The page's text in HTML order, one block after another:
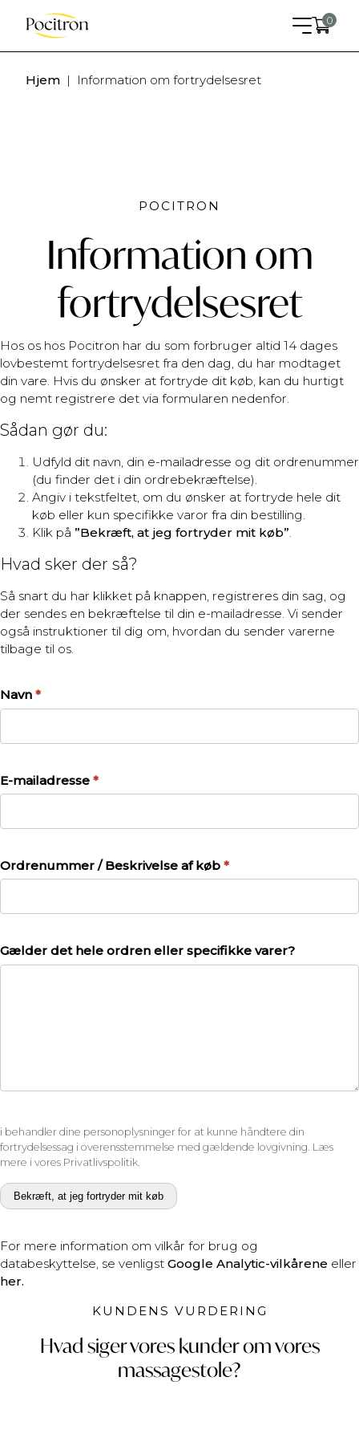
0
Hjem | Information om fortrydelsesret
POCITRON
Information om
fortrydelsesret
Hos os hos Pocitron har du som forbruger altid 14 dages
lovbestemt fortrydelsesret fra den dag, du har modtaget
din vare. Hvis du ønsker at fortryde dit køb, kan du hurtigt
og nemt registrere det via formularen nedenfor.
Sådan gør du:
Udfyld dit navn, din e-mailadresse og dit ordrenummer
(du finder det i din ordrebekræftelse).
Angiv i tekstfeltet, om du ønsker at fortryde hele dit
køb eller kun specifikke varor fra din bestilling.
Klik på ”Bekræft, at jeg fortryder mit køb”.
Hvad sker der så?
Så snart du har klikket på knappen, registreres din sag, og
der sendes en bekræftelse til din e-mailadresse. Vi sender
også instruktioner til dig om, hvordan du sender varerne
tilbage til os.
Navn *
E-mailadresse *
Ordrenummer / Beskrivelse af køb *
Gælder det hele ordren eller specifikke varer?
i behandler dine personoplysninger for at kunne håndtere din
fortrydelsessag i overensstemmelse med gældende lovgivning. Læs
mere i vores Privatlivspolitik.
Bekræft, at jeg fortryder mit køb
For mere information om vilkår for brug og
databeskyttelse, se venligst Google Analytic-vilkårene eller
her.
KUNDENS VURDERING
Hvad siger vores kunder om vores
massagestole?
2.375 kr. + ADD